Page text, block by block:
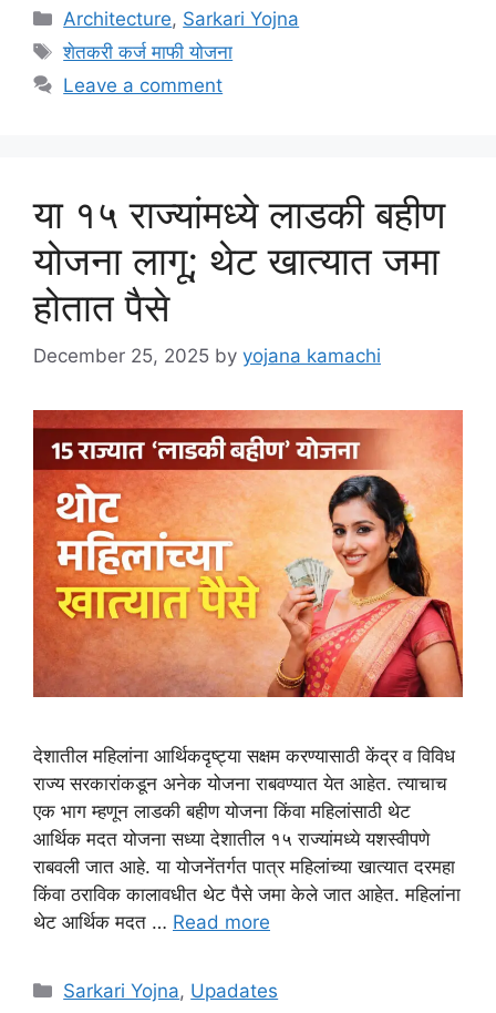
Categories
Architecture, Sarkari Yojna
Tags
शेतकरी कर्ज माफी योजना
Leave a comment
या १५ राज्यांमध्ये लाडकी बहीण
योजना लागू; थेट खात्यात जमा
होतात पैसे
December 25, 2025 by yojana kamachi
देशातील महिलांना आर्थिकदृष्ट्या सक्षम करण्यासाठी केंद्र व विविध
राज्य सरकारांकडून अनेक योजना राबवण्यात येत आहेत. त्याचाच
एक भाग म्हणून लाडकी बहीण योजना किंवा महिलांसाठी थेट
आर्थिक मदत योजना सध्या देशातील १५ राज्यांमध्ये यशस्वीपणे
राबवली जात आहे. या योजनेंतर्गत पात्र महिलांच्या खात्यात दरमहा
किंवा ठराविक कालावधीत थेट पैसे जमा केले जात आहेत. महिलांना
थेट आर्थिक मदत … Read more
Categories
Sarkari Yojna, Upadates